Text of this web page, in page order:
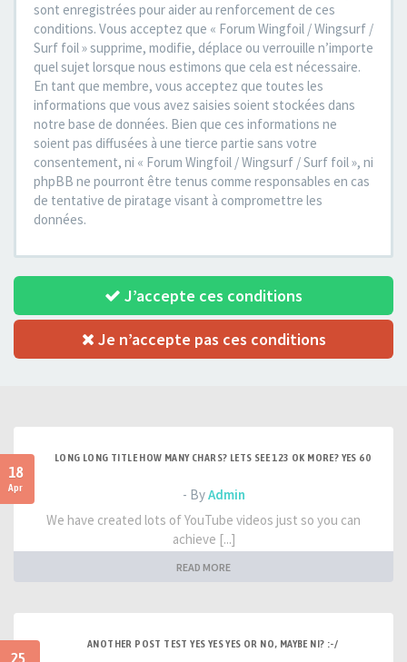
sont enregistrées pour aider au renforcement de ces
conditions. Vous acceptez que « Forum Wingfoil / Wingsurf /
Surf foil » supprime, modifie, déplace ou verrouille n’importe
quel sujet lorsque nous estimons que cela est nécessaire.
En tant que membre, vous acceptez que toutes les
informations que vous avez saisies soient stockées dans
notre base de données. Bien que ces informations ne
soient pas diffusées à une tierce partie sans votre
consentement, ni « Forum Wingfoil / Wingsurf / Surf foil », ni
phpBB ne pourront être tenus comme responsables en cas
de tentative de piratage visant à compromettre les
données.
J’accepte ces conditions
Je n’accepte pas ces conditions
18
Apr
LONG LONG TITLE HOW MANY CHARS? LETS SEE 123 OK MORE? YES 60
- ByAdmin
We have created lots of YouTube videos just so you can
achieve [...]
READ MORE
ANOTHER POST TEST YES YES YES OR NO, MAYBE NI? :-/